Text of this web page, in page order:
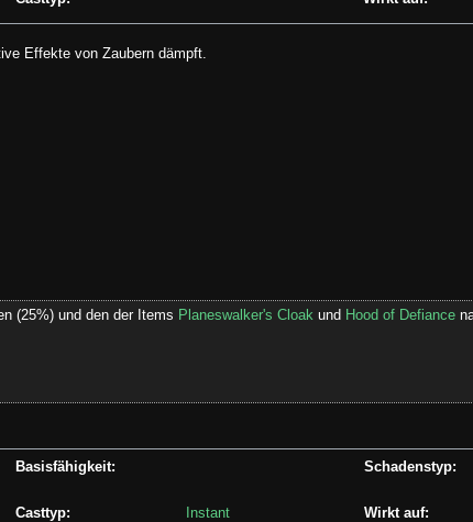
Effekte von Zaubern dämpft.
(25%) und den der Items Planeswalker's Cloak und Hood of Defiance
Basisfähigkeit: Schadenstyp:
Casttyp: Instant Wirkt auf: